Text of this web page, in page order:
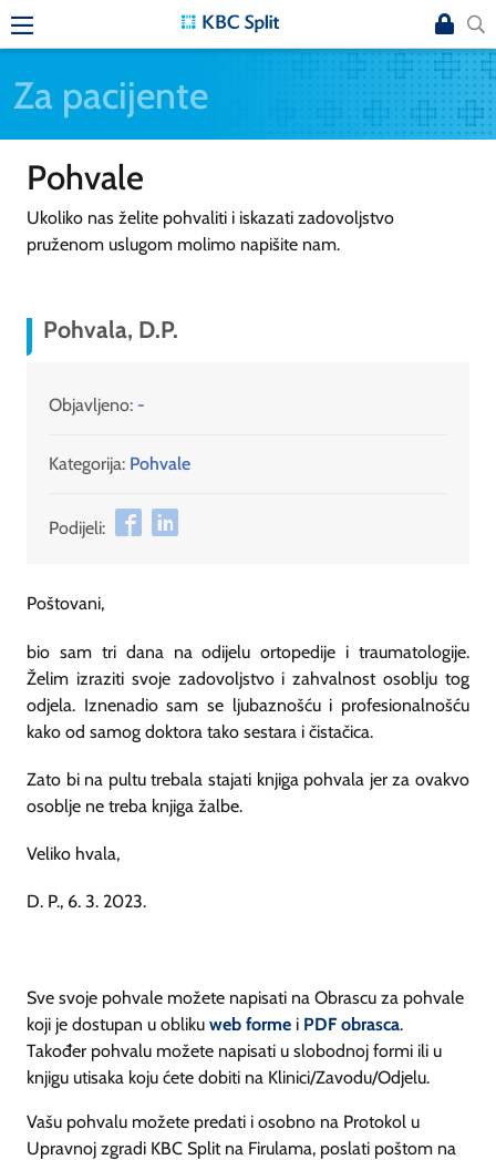
Za pacijente
Pohvale
Ukoliko nas želite pohvaliti i iskazati zadovoljstvo
pruženom uslugom molimo napišite nam.
Pohvala, D.P.
Objavljeno: -
Kategorija: Pohvale
Podijeli:
Poštovani,
bio sam tri dana na odijelu ortopedije i traumatologije.
Želim izraziti svoje zadovoljstvo i zahvalnost osoblju tog
odjela. Iznenadio sam se ljubaznošću i profesionalnošću
kako od samog doktora tako sestara i čistačica.
Zato bi na pultu trebala stajati knjiga pohvala jer za ovakvo
osoblje ne treba knjiga žalbe.
Veliko hvala,
D. P., 6. 3. 2023.
Sve svoje pohvale možete napisati na Obrascu za pohvale
koji je dostupan u obliku web forme i PDF obrasca.
Također pohvalu možete napisati u slobodnoj formi ili u
knjigu utisaka koju ćete dobiti na Klinici/Zavodu/Odjelu.
Vašu pohvalu možete predati i osobno na Protokol u
Upravnoj zgradi KBC Split na Firulama, poslati poštom na